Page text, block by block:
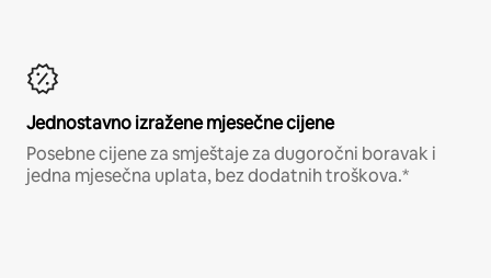
Jednostavno izražene mjesečne cijene
Posebne cijene za smještaje za dugoročni boravak i
jedna mjesečna uplata, bez dodatnih troškova.*